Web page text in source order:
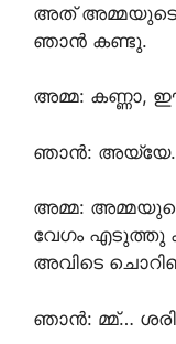
അത് അമ്മയുടെ
ഞാൻ കണ്ടു.
അമ്മ: കണ്ണാ,
ഞാൻ: അയ്യേ.
അമ്മ:
വേഗം എടുത്തു
അവിടെ
ഞാൻ: മ്മ്…